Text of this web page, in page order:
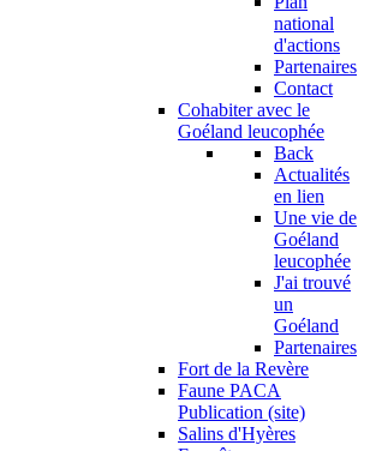
national
d'actions
Partenaires
Contact
Cohabiter avec le
Goéland leucophée
Back
Actualités
en lien
Une vie de
Goéland
leucophée
J'ai trouvé
un
Goéland
Partenaires
Fort de la Revère
Faune PACA
Publication (site)
Salins d'Hyères